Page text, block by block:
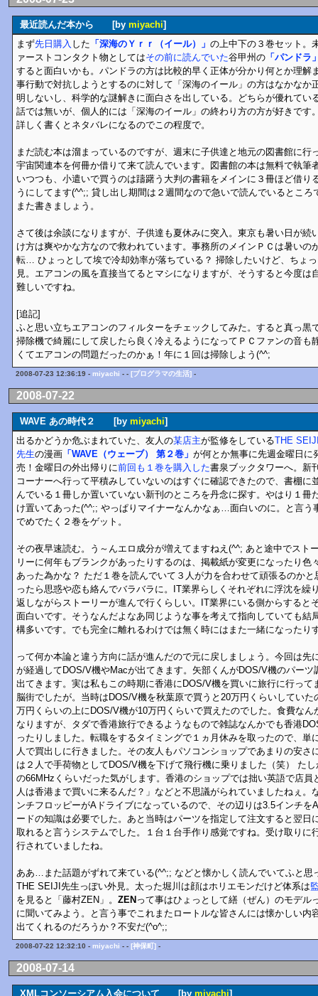
最近読んだ本から [by miyachi]
まず先日購入 した 「深海のＹｒｒ（イール）」 の上中下の３巻セット。
ァーストコンタクト物としてはその前に読んでいた谷甲州の 「パンドラ
すると面白いかも。パンドラの方は比較的早く正体が分かり何とか理解
事行動で対抗しようとするのに対して「深海のイール」の方はなかなか
明しないし、科学的な謎解きに面白さを出している。どちらが優れてい
話では無いが、個人的には「深海のイール」の終わり方の方が好きです
詳しく書くとネタバレになるのでこの程度で。
まだ読む本は溜まっているのですが、週末に子供達と地元の図書館に行
宇宙関連本を何冊か借りて来て読んでいます。図書館の本は無料で執筆
いつつも、小遣いで買うのは躊躇う大判の書籍をメインに３冊ほど借り
うにしてます(^^;; 貸し出し期間は２週間なので急いで読んでいるところ
また書きましょう。
さて後は余談になりますが、子供達も夏休みに突入。東京も暑い日が続
け方は爽やかな方なので救われています。事務所のメインＰＣは暑いの
転… ひょっとして埃で冷却効率が落ちている？ 掃除したいけど、ちょ
見。エアコンの風を直接当てるとマシになりますが、そうすると今度は
難しいですね。
[追記]
ふと思い立ちエアコンのフィルターをチェックしてみた。すると真っ黒
掃除機で綺麗にして戻したら良く冷えるようになってＰＣファンの音も
くてエアコンの問題だったのかぁ！年に１回は掃除しよう(^^;
2008-07-23 12:36:19 - miyachi - - [プログラマの生活] -
2008-07-22
WAVE あの時代２ [by miyachi]
出るかどうか危ぶまれていた、友人の某店主が監修をしているTHE
先生の漫画 「WAVE（ウェーブ） 第２巻」 が何とか無事に先週金曜日に
売！金曜日の外出帰りに前回も１巻を購入した書泉ブックタワーへ。新
コーナーへ行って平積みしていないのはすぐに確認できたので、書棚に
んでいる１冊しか置いていない新刊のところを丹念に探す。やはり１冊
け置いてあった(^^;; やっぱりマイナーなんかなぁ…面白いのに。と言う
でめでたく２巻をゲット。
その夜早速読む。う～んエロ成分が増えてますねえ(^^; あと途中でスト
リーに何年もブランクがあったりするのは、掲載紙が変更になったり色
あった為かな？ ただ１巻を読んでいて３人が力を合わせて頑張るのかと
ったら思惑や恋も絡んでバラバラに。IT業界らしくそれぞれに浮沈を繰
返しながらストーリーが進んで行くらしい。IT業界にいる側からすると
面白いです。そうなんだよなあ同じような事を考えて指向していても結
構多いです。でも完全に離れるわけでは無く時にはまた一緒になったり
って何か本論と違う方向に話が進んだので元に戻しましょう。今回は先
が経過してDOS/V機やMacが出てきます。矢部くんがDOS/V機のパーツ
出てきます。実は私もこの時期に香港にDOS/V機を買いに旅行に行って
脳街でしたが。当時はDOS/V機を秋葉原で買うと20万円くらいしてい
万円くらいの上にDOS/V機が10万円くらいで買えたのでした。食費なん
なりますが、タダで香港旅行できるようなもので雑誌なんかでも香港
ったりしました。転職をするタイミングで１ヵ月休みを取ったので、単
人で買出しに行きました。その友人もパソコンショップであまりの安さ
は２人で手荷物としてDOS/V機を下げて飛行機に乗りました（笑） た
の66MHzくらいだった気がします。香港のショップでは拙い英語で店員
人は香港まで買いに来るんだ？」などと不思議がられていましたねぇ。
ンチフロッピーがAドライブになっているので、その辺りは3.5インチを
ードの知識は必要でした。あと当時はパーツを指定して注文すると翌日
取れると言うシステムでした。１台１台手作り感覚ですね。受け取りに
行されていましたね。
ああ…また話題がずれて来ている(^^;; などと懐かしく読んでいてふと思
THE SEIJI先生っぽい外見。太った堀川は顔はホリエモンだけど体系は
を見ると「藤村ZEN」。 ZEN って事はひょっとして繕（ぜん）のモデル
に聞いてみよう。と言う事でこれまたロートルな皆さんには懐かしい内
出てくれるのだろうか？不安だ(^o^;;
2008-07-22 12:32:10 - miyachi - - [神保町] -
2008-07-14
XMLコンソーシアム入会について [by miyachi]